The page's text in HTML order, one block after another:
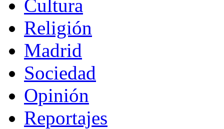
Cultura
Religión
Madrid
Sociedad
Opinión
Reportajes